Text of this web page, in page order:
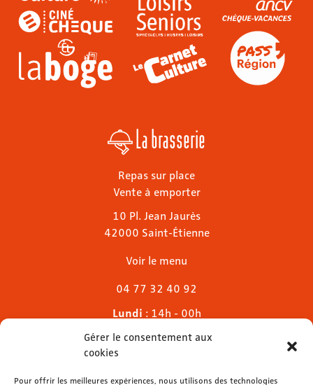
Gérer le consentement aux
cookies
Pour offrir les meilleures expériences, nous utilisons des technologies
La brasserie
Repas sur place
Vente à emporter
10 Pl. Jean Jaurès
42000 Saint-Étienne
Voir le menu
04 77 32 40 92
Lundi : 14h - 00h
Mardi & mercredi : 11h - 00h30
Jeudi